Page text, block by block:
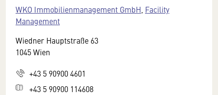
WKO Immobilienmanagement GmbH Facility
Management
Wiedner Hauptstraße 63
1045 Wien
+43 5 90900 4601
+43 5 90900 114608